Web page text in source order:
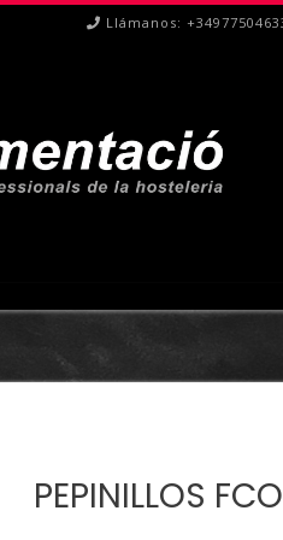
Llámanos:
PEPINILLOS